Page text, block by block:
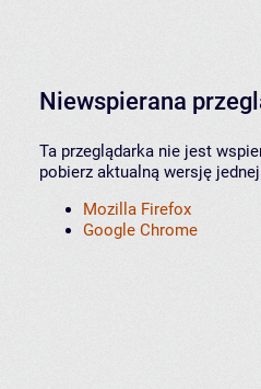
Niewspierana
Ta przeglądarka nie jest
pobierz aktualną wersję
Mozilla Firefox
Google Chrome